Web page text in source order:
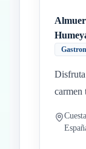
carmen